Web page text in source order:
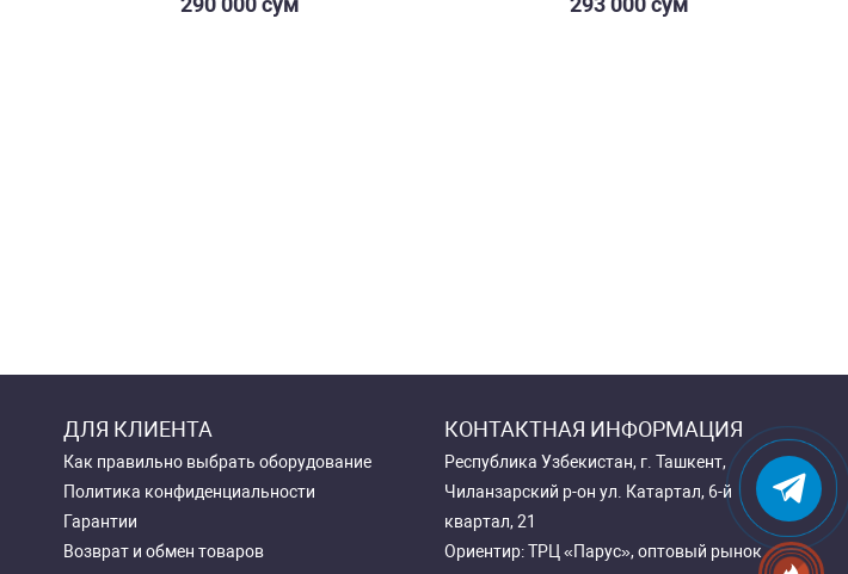
ДЛЯ КЛИЕНТА
Как правильно выбрать оборудование
Политика конфиденциальности
Гарантии
Возврат и обмен товаров
КОНТАКТНАЯ ИНФОРМАЦИЯ
Республика Узбекистан, г. Ташкент,
Чиланзарский р-он ул. Катартал, 6-й
квартал, 21
Ориентир: ТРЦ «Парус», оптовый рынок